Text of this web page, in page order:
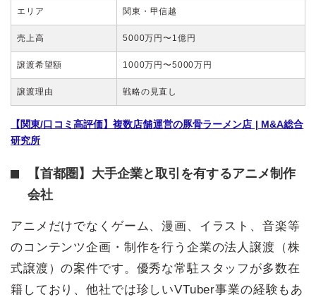
エリア 関東・甲信越
売上高 5000万円〜1億円
譲渡希望額 1000万円〜5000万円
譲渡理由 戦略の見直し
【関東/口コミ高評価】複数店舗運営の豚骨ラーメン店 | M&A総合
研究所
【首都圏】大手企業と取引を有するアニメ制作
会社
アニメだけでなくゲーム、漫画、イラスト、音楽等
のコンテンツ企画・制作を行う企業の法人譲渡（株
式譲渡）の案件です。優秀な常駐スタッフが多数在
籍しており、他社では珍しいVTuber事業の経験もあ